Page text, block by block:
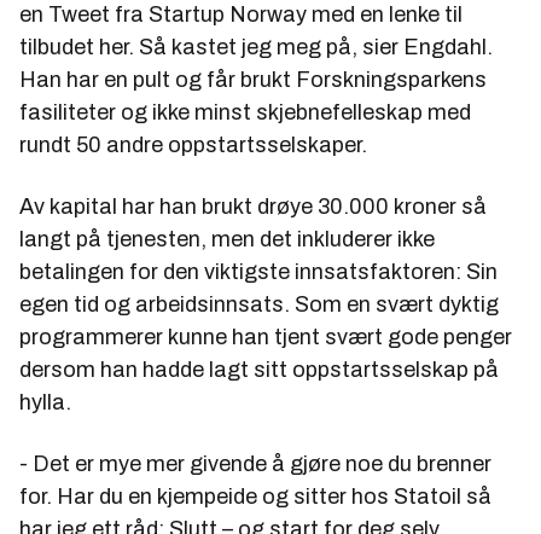
en Tweet fra Startup Norway med en lenke til
tilbudet her. Så kastet jeg meg på, sier Engdahl.
Han har en pult og får brukt Forskningsparkens
fasiliteter og ikke minst skjebnefelleskap med
rundt 50 andre oppstartsselskaper.
Av kapital har han brukt drøye 30.000 kroner så
langt på tjenesten, men det inkluderer ikke
betalingen for den viktigste innsatsfaktoren: Sin
egen tid og arbeidsinnsats. Som en svært dyktig
programmerer kunne han tjent svært gode penger
dersom han hadde lagt sitt oppstartsselskap på
hylla.
- Det er mye mer givende å gjøre noe du brenner
for. Har du en kjempeide og sitter hos Statoil så
har jeg ett råd: Slutt – og start for deg selv,